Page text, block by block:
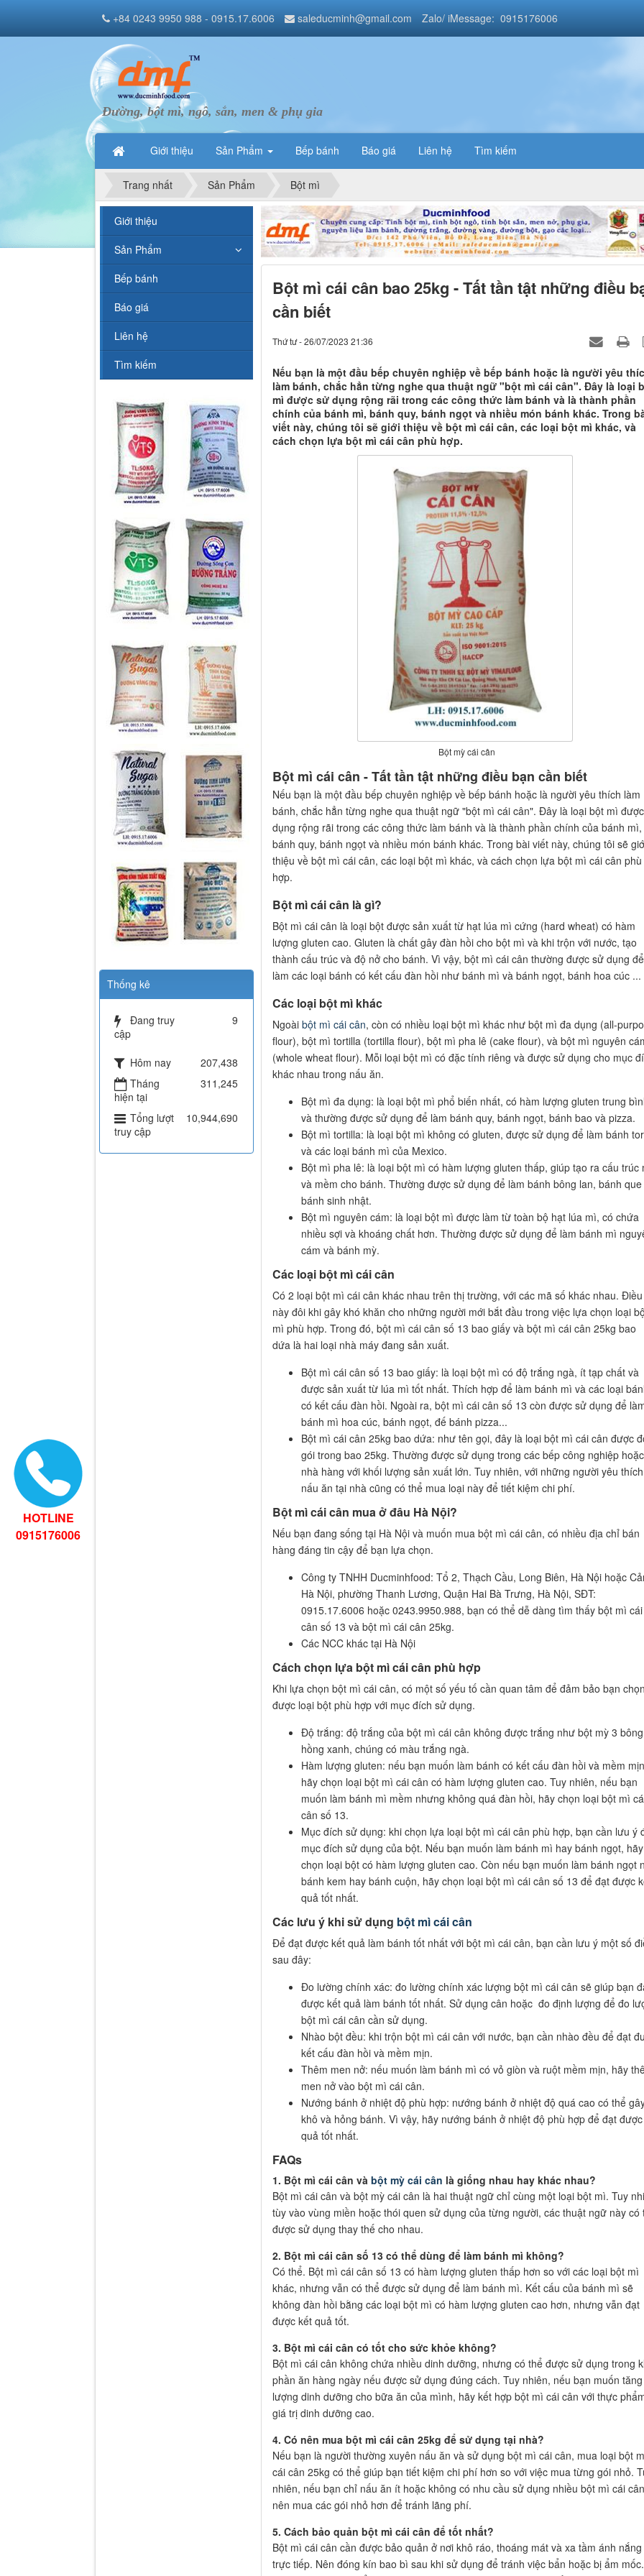
Đường, bột mì, ngô, sắn, men & phụ gia
Giới thiệu Sản Phẩm Bếp bánh Báo giá Liên hệ Tìm kiếm
+84 0243 9950 988 - 0915.17.6006 saleducminh@gmail.com Zalo/ iMessage: 0915176006
Trang nhất Sản Phẩm Bột mì
Bột mì cái cân bao 25kg - Tất tần tật những điều
cần biết
Thứ tư - 26/07/2023 21:36
Nếu bạn là một đầu bếp chuyên nghiệp về bếp bánh hoặc là người yêu
làm bánh, chắc hẳn từng nghe qua thuật ngữ "bột mì cái cân". Đây là loại
mì được sử dụng rộng rãi trong các công thức làm bánh và là thành phần
chính của bánh mì, bánh quy, bánh ngọt và nhiều món bánh khác. Trong
viết này, chúng tôi sẽ giới thiệu về bột mì cái cân, các loại bột mì khác, và
cách chọn lựa bột mì cái cân phù hợp.
Bột mỳ cái cân
Bột mì cái cân - Tất tần tật những điều bạn cần biết
Nếu bạn là một đầu bếp chuyên nghiệp về bếp bánh hoặc là người yêu thích làm
bánh, chắc hẳn từng nghe qua thuật ngữ "bột mì cái cân". Đây là loại bột mì
dụng rộng rãi trong các công thức làm bánh và là thành phần chính của bánh mì,
bánh quy, bánh ngọt và nhiều món bánh khác. Trong bài viết này, chúng tôi sẽ
thiệu về bột mì cái cân, các loại bột mì khác, và cách chọn lựa bột mì cái cân phù
hợp.
Bột mì cái cân là gì?
Bột mì cái cân là loại bột được sản xuất từ hạt lúa mì cứng (hard wheat) có hàm
lượng gluten cao. Gluten là chất gây đàn hồi cho bột mì và khi trộn với nước, tạo
thành cấu trúc và độ nở cho bánh. Vì vậy, bột mì cái cân thường được sử dụng để
làm các loại bánh có kết cấu đàn hồi như bánh mì và bánh ngọt, bánh hoa cúc ...
Các loại bột mì khác
Ngoài bột mì cái cân, còn có nhiều loại bột mì khác như bột mì đa dụng (all-
flour), bột mì tortilla (tortilla flour), bột mì pha lê (cake flour), và bột mì nguyên
(whole wheat flour). Mỗi loại bột mì có đặc tính riêng và được sử dụng cho mục
khác nhau trong nấu ăn.
Bột mì đa dụng: là loại bột mì phổ biến nhất, có hàm lượng gluten trung
và thường được sử dụng để làm bánh quy, bánh ngọt, bánh bao và pizza.
Bột mì tortilla: là loại bột mì không có gluten, được sử dụng để làm bánh
và các loại bánh mì của Mexico.
Bột mì pha lê: là loại bột mì có hàm lượng gluten thấp, giúp tạo ra cấu trúc
và mềm cho bánh. Thường được sử dụng để làm bánh bông lan, bánh que
bánh sinh nhật.
Bột mì nguyên cám: là loại bột mì được làm từ toàn bộ hạt lúa mì, có chứa
nhiều sợi và khoáng chất hơn. Thường được sử dụng để làm bánh mì
cám và bánh mỳ.
Các loại bột mì cái cân
Có 2 loại bột mì cái cân khác nhau trên thị trường, với các mã số khác nhau. Điều
này đôi khi gây khó khăn cho những người mới bắt đầu trong việc lựa chọn loại
mì phù hợp. Trong đó, bột mì cái cân số 13 bao giấy và bột mì cái cân 25kg bao
dứa là hai loại nhà máy đang sản xuất.
Bột mì cái cân số 13 bao giấy: là loại bột mì có độ trắng ngà, ít tạp chất và
được sản xuất từ lúa mì tốt nhất. Thích hợp để làm bánh mì và các loại
có kết cấu đàn hồi. Ngoài ra, bột mì cái cân số 13 còn được sử dụng để
bánh mì hoa cúc, bánh ngọt, đế bánh pizza...
Bột mì cái cân 25kg bao dứa: như tên gọi, đây là loại bột mì cái cân được
gói trong bao 25kg. Thường được sử dụng trong các bếp công nghiệp hoặc
nhà hàng với khối lượng sản xuất lớn. Tuy nhiên, với những người yêu thích
nấu ăn tại nhà cũng có thể mua loại này để tiết kiệm chi phí.
Bột mì cái cân mua ở đâu Hà Nội?
Nếu bạn đang sống tại Hà Nội và muốn mua bột mì cái cân, có nhiều địa chỉ bán
hàng đáng tin cậy để bạn lựa chọn.
Công ty TNHH Ducminhfood: Tổ 2, Thạch Cầu, Long Biên, Hà Nội hoặc
Hà Nội, phường Thanh Lương, Quận Hai Bà Trưng, Hà Nội, SĐT:
0915.17.6006 hoặc 0243.9950.988, bạn có thể dễ dàng tìm thấy bột mì cái
cân số 13 và bột mì cái cân 25kg.
Các NCC khác tại Hà Nội
Cách chọn lựa bột mì cái cân phù hợp
Khi lựa chọn bột mì cái cân, có một số yếu tố cần quan tâm để đảm bảo bạn chọn
được loại bột phù hợp với mục đích sử dụng.
Độ trắng: độ trắng của bột mì cái cân không được trắng như bột mỳ 3 bông
hồng xanh, chúng có màu trắng ngà.
Hàm lượng gluten: nếu bạn muốn làm bánh có kết cấu đàn hồi và mềm
hãy chọn loại bột mì cái cân có hàm lượng gluten cao. Tuy nhiên, nếu bạn
muốn làm bánh mì mềm nhưng không quá đàn hồi, hãy chọn loại bột mì
cân số 13.
Mục đích sử dụng: khi chọn lựa loại bột mì cái cân phù hợp, bạn cần lưu ý
mục đích sử dụng của bột. Nếu bạn muốn làm bánh mì hay bánh ngọt, hãy
chọn loại bột có hàm lượng gluten cao. Còn nếu bạn muốn làm bánh ngọt
bánh kem hay bánh cuộn, hãy chọn loại bột mì cái cân số 13 để đạt được
quả tốt nhất.
Các lưu ý khi sử dụng bột mì cái cân
Để đạt được kết quả làm bánh tốt nhất với bột mì cái cân, bạn cần lưu ý một số
sau đây:
Đo lường chính xác: đo lường chính xác lượng bột mì cái cân sẽ giúp bạn
được kết quả làm bánh tốt nhất. Sử dụng cân hoặc đo định lượng để đo
bột mì cái cân cần sử dụng.
Nhào bột đều: khi trộn bột mì cái cân với nước, bạn cần nhào đều để đạt
kết cấu đàn hồi và mềm mịn.
Thêm men nở: nếu muốn làm bánh mì có vỏ giòn và ruột mềm mịn, hãy
men nở vào bột mì cái cân.
Nướng bánh ở nhiệt độ phù hợp: nướng bánh ở nhiệt độ quá cao có thể
khô và hỏng bánh. Vì vậy, hãy nướng bánh ở nhiệt độ phù hợp để đạt
quả tốt nhất.
FAQs
1. Bột mì cái cân và bột mỳ cái cân là giống nhau hay khác nhau?
Bột mì cái cân và bột mỳ cái cân là hai thuật ngữ chỉ cùng một loại bột mì. Tuy
tùy vào vùng miền hoặc thói quen sử dụng của từng người, các thuật ngữ này có
được sử dụng thay thế cho nhau.
2. Bột mì cái cân số 13 có thể dùng để làm bánh mì không?
Có thể. Bột mì cái cân số 13 có hàm lượng gluten thấp hơn so với các loại bột mì
khác, nhưng vẫn có thể được sử dụng để làm bánh mì. Kết cấu của bánh mì sẽ
không đàn hồi bằng các loại bột mì có hàm lượng gluten cao hơn, nhưng vẫn đạt
được kết quả tốt.
3. Bột mì cái cân có tốt cho sức khỏe không?
Bột mì cái cân không chứa nhiều dinh dưỡng, nhưng có thể được sử dụng trong
phần ăn hàng ngày nếu được sử dụng đúng cách. Tuy nhiên, nếu bạn muốn tăng
lượng dinh dưỡng cho bữa ăn của mình, hãy kết hợp bột mì cái cân với thực
giá trị dinh dưỡng cao.
4. Có nên mua bột mì cái cân 25kg để sử dụng tại nhà?
Nếu bạn là người thường xuyên nấu ăn và sử dụng bột mì cái cân, mua loại bột
cái cân 25kg có thể giúp bạn tiết kiệm chi phí hơn so với việc mua từng gói nhỏ.
nhiên, nếu bạn chỉ nấu ăn ít hoặc không có nhu cầu sử dụng nhiều bột mì cái
nên mua các gói nhỏ hơn để tránh lãng phí.
5. Cách bảo quản bột mì cái cân để tốt nhất?
Bột mì cái cân cần được bảo quản ở nơi khô ráo, thoáng mát và xa tầm ánh nắng
trực tiếp. Nên đóng kín bao bì sau khi sử dụng để tránh việc bẩn hoặc bị ẩm mốc.
Giới thiệu
Sản Phẩm
Bếp bánh
Báo giá
Liên hệ
Tìm kiếm
Thống kê
Đang truy
cập
9
Hôm nay
207,438
Tháng
hiện tại
311,245
Tổng lượt
truy cập
10,944,690
HOTLINE
0915176006